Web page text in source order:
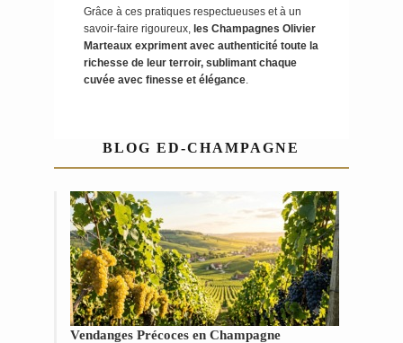
Grâce à ces pratiques respectueuses et à un
savoir-faire rigoureux, les Champagnes Olivier
Marteaux expriment avec authenticité toute la
richesse de leur terroir, sublimant chaque
cuvée avec finesse et élégance.
BLOG ED-CHAMPAGNE
Vendanges Précoces en Champagne